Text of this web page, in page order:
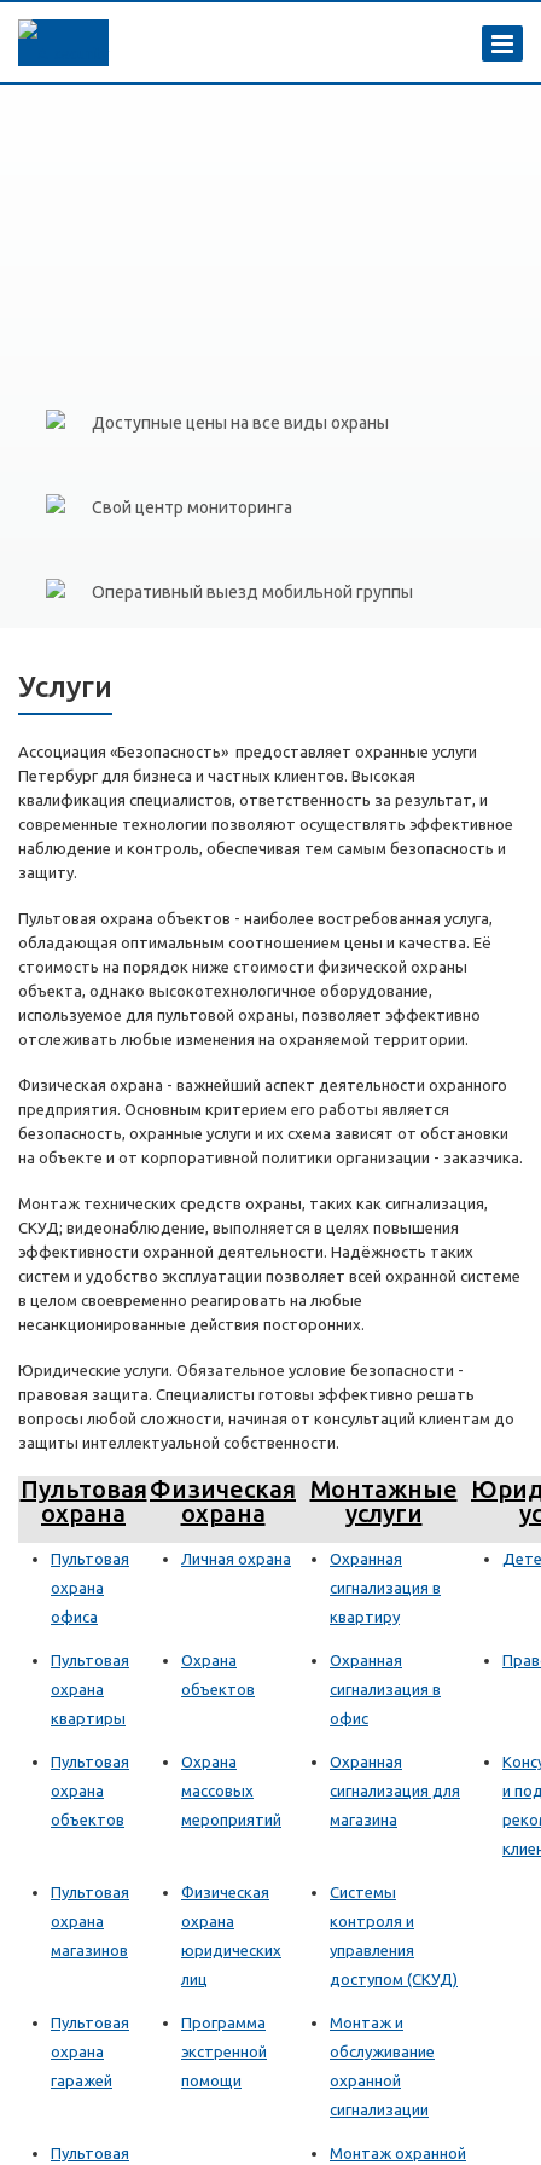
Доступные цены на все виды охраны
Свой центр мониторинга
Оперативный выезд мобильной группы
Услуги
Ассоциация «Безопасность» предоставляет охранные услуги
Петербург для бизнеса и частных клиентов. Высокая
квалификация специалистов, ответственность за результат, и
современные технологии позволяют осуществлять эффективное
наблюдение и контроль, обеспечивая тем самым безопасность и
защиту.
Пультовая охрана объектов - наиболее востребованная услуга,
обладающая оптимальным соотношением цены и качества. Её
стоимость на порядок ниже стоимости физической охраны
объекта, однако высокотехнологичное оборудование,
используемое для пультовой охраны, позволяет эффективно
отслеживать любые изменения на охраняемой территории.
Физическая охрана - важнейший аспект деятельности охранного
предприятия. Основным критерием его работы является
безопасность, охранные услуги и их схема зависят от обстановки
на объекте и от корпоративной политики организации - заказчика.
Монтаж технических средств охраны, таких как сигнализация,
СКУД; видеонаблюдение, выполняется в целях повышения
эффективности охранной деятельности. Надёжность таких
систем и удобство эксплуатации позволяет всей охранной системе
в целом своевременно реагировать на любые
несанкционированные действия посторонних.
Юридические услуги. Обязательное условие безопасности -
правовая защита. Специалисты готовы эффективно решать
вопросы любой сложности, начиная от консультаций клиентам до
защиты интеллектуальной собственности.
Пультовая
охрана
Физическая
охрана
Монтажные
услуги
Пультовая
охрана
офиса
Личная охрана
Охранная
сигнализация в
квартиру
Пультовая
охрана
квартиры
Охрана
объектов
Охранная
сигнализация в
офис
Пультовая
охрана
объектов
Охрана
массовых
мероприятий
Охранная
сигнализация для
магазина
и
Пультовая
охрана
магазинов
Физическая
охрана
юридических
лиц
Системы
контроля и
управления
доступом (СКУД)
Пультовая
охрана
гаражей
Программа
экстренной
помощи
Монтаж и
обслуживание
охранной
сигнализации
Пультовая Монтаж охранной